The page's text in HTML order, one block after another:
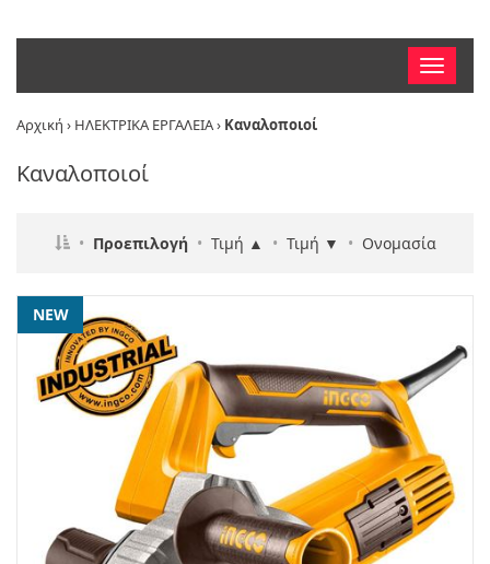
Toggle
nav
Αρχική › ΗΛΕΚΤΡΙΚΑ ΕΡΓΑΛΕΙΑ› Καναλοποιοί
Καναλοποιοί
• Προεπιλογή• Τιμή ▲ • Τιμή ▼ • Ονομασία
NEW